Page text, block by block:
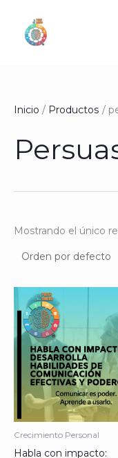
contenido
Inicio Productos
Mostrando el único
Crecimiento Personal
Habla con impacto: